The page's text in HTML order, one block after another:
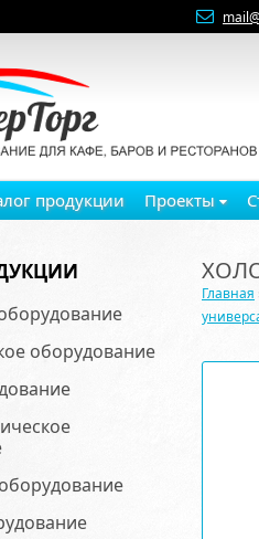
продукции Проекты
оборудование
Главная